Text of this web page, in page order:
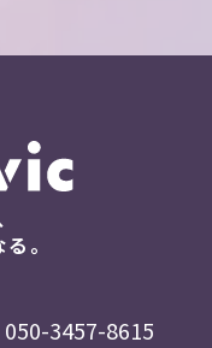
。
050-3457-8615